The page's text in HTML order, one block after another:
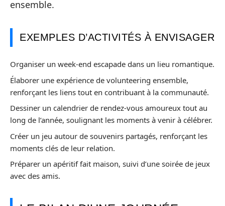
ensemble.
EXEMPLES D’ACTIVITÉS À ENVISAGER
Organiser un week-end escapade dans un lieu romantique.
Élaborer une expérience de volunteering ensemble,
renforçant les liens tout en contribuant à la communauté.
Dessiner un calendrier de rendez-vous amoureux tout au
long de l’année, soulignant les moments à venir à célébrer.
Créer un jeu autour de souvenirs partagés, renforçant les
moments clés de leur relation.
Préparer un apéritif fait maison, suivi d’une soirée de jeux
avec des amis.